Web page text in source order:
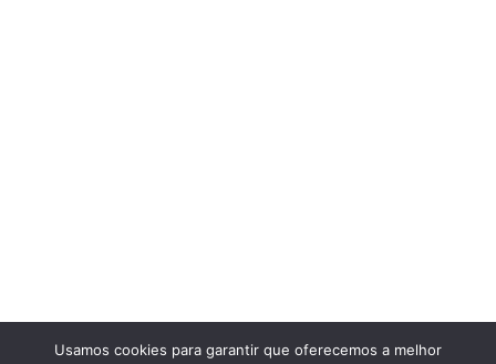
Usamos cookies para garantir que oferecemos a melhor